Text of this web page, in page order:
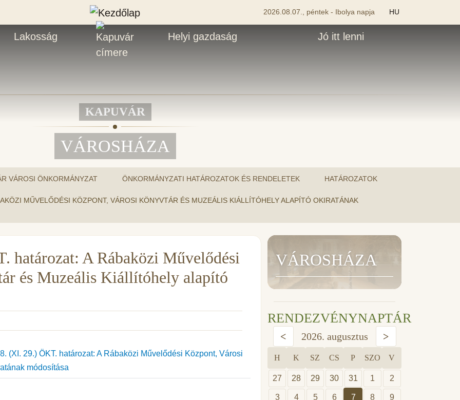
2026.08.07., péntek - Ibolya napja HU
Lakosság Helyi gazdaság Jó itt lenni
KAPUVÁR
VÁROSHÁZA
VÁROSI ÖNKORMÁNYZAT ÖNKORMÁNYZATI HATÁROZATOK ÉS RENDELETEK
HATÁROZATOK
MŰVELŐDÉSI KÖZPONT, VÁROSI KÖNYVTÁR ÉS MUZEÁLIS KIÁLLÍTÓHELY ALAPÍTÓ OKIRATÁNAK
határozat: A Rábaközi Művelődési
és Muzeális Kiállítóhely alapító
(XI. 29.) ÖKT. határozat: A Rábaközi Művelődési Központ, Városi
módosítása
VÁROSHÁZA
RENDEZVÉNYNAPTÁR
< 2026. augusztus >
H K SZ CS P SZO V
27 28 29 30 31 1 2
3 4 5 6 7 8 9